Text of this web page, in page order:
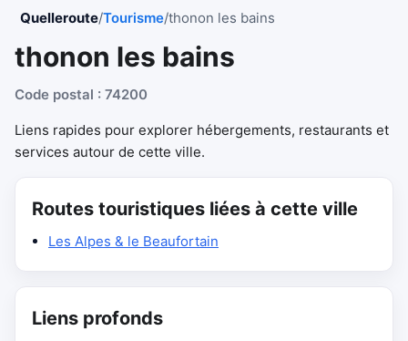
Quelleroute/Tourisme/thonon les bains
thonon les bains
Code postal : 74200
Liens rapides pour explorer hébergements, restaurants et
services autour de cette ville.
Routes touristiques liées à cette ville
Les Alpes & le Beaufortain
Liens profonds